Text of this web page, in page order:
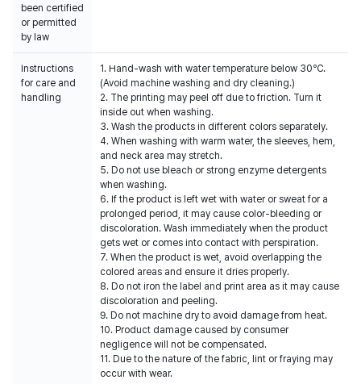
been certified
or permitted
by law
Instructions
for care and
handling
1. Hand-wash with water temperature below 30℃.
(Avoid machine washing and dry cleaning.)
2. The printing may peel off due to friction. Turn it
inside out when washing.
3. Wash the products in different colors separately.
4. When washing with warm water, the sleeves, hem,
and neck area may stretch.
5. Do not use bleach or strong enzyme detergents
when washing.
6. If the product is left wet with water or sweat for a
prolonged period, it may cause color-bleeding or
discoloration. Wash immediately when the product
gets wet or comes into contact with perspiration.
7. When the product is wet, avoid overlapping the
colored areas and ensure it dries properly.
8. Do not iron the label and print area as it may cause
discoloration and peeling.
9. Do not machine dry to avoid damage from heat.
10. Product damage caused by consumer
negligence will not be compensated.
11. Due to the nature of the fabric, lint or fraying may
occur with wear.